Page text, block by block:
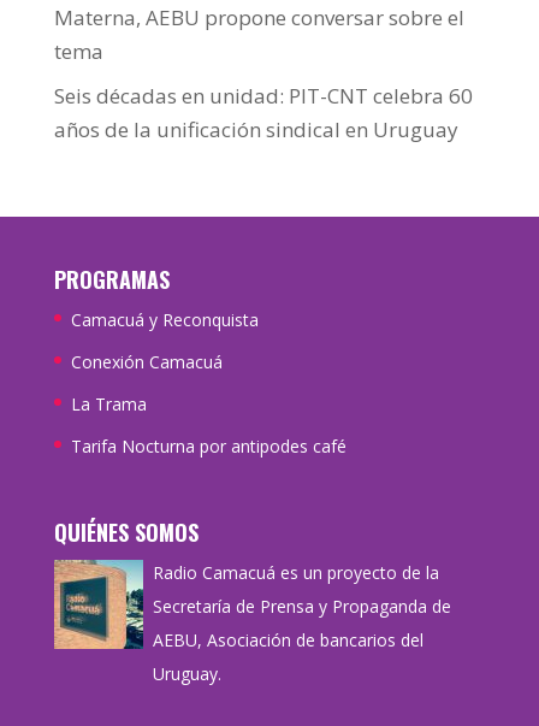
Materna, AEBU propone conversar sobre el
tema
Seis décadas en unidad: PIT-CNT celebra 60
años de la unificación sindical en Uruguay
PROGRAMAS
Camacuá y Reconquista
Conexión Camacuá
La Trama
Tarifa Nocturna por antipodes café
QUIÉNES SOMOS
Radio Camacuá es un proyecto de la
Secretaría de Prensa y Propaganda de
AEBU, Asociación de bancarios del
Uruguay.